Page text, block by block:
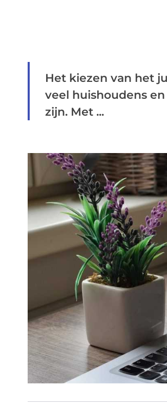
Het kiezen van het
veel huishoudens
zijn. Met ...